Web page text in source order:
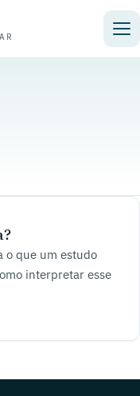
o que um estudo
interpretar esse